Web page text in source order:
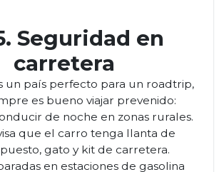
Seguridad en
carretera
un país perfecto para un roadtrip,
es bueno viajar prevenido:
de noche en zonas rurales.
que el carro tenga llanta de
gato y kit de carretera.
en estaciones de gasolina